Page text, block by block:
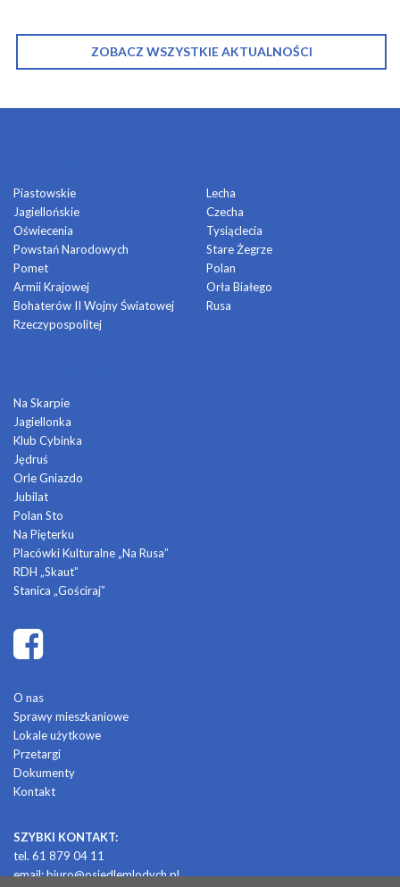
ZOBACZ WSZYSTKIE AKTUALNOŚCI
Piastowskie
Jagiellońskie
Oświecenia
Powstań Narodowych
Pomet
Armii Krajowej
Bohaterów II Wojny Światowej
Rzeczypospolitej
Lecha
Czecha
Tysiąclecia
Stare Żegrze
Polan
Orła Białego
Rusa
Na Skarpie
Jagiellonka
Klub Cybinka
Jędruś
Orle Gniazdo
Jubilat
Polan Sto
Na Pięterku
Placówki Kulturalne „Na Rusa”
RDH „Skaut”
Stanica „Gościraj”
O nas
Sprawy mieszkaniowe
Lokale użytkowe
Przetargi
Dokumenty
Kontakt
SZYBKI KONTAKT:
tel. 61 879 04 11
email:biuro@osiedlemlodych.pl